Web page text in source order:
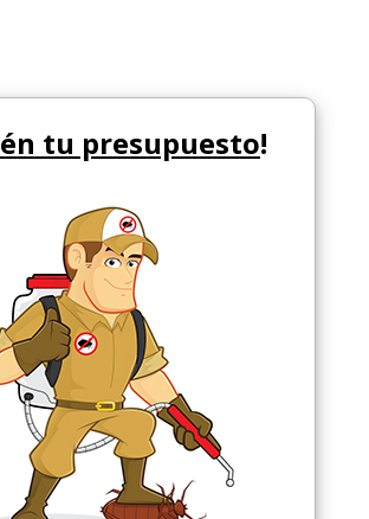
tu presupuesto!